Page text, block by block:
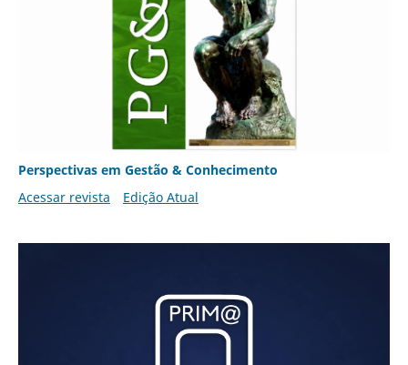
Perspectivas em Gestão & Conhecimento
Acessar revista
Edição Atual